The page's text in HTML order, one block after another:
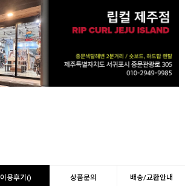
이용후기() 상품문의 배송/교환안내